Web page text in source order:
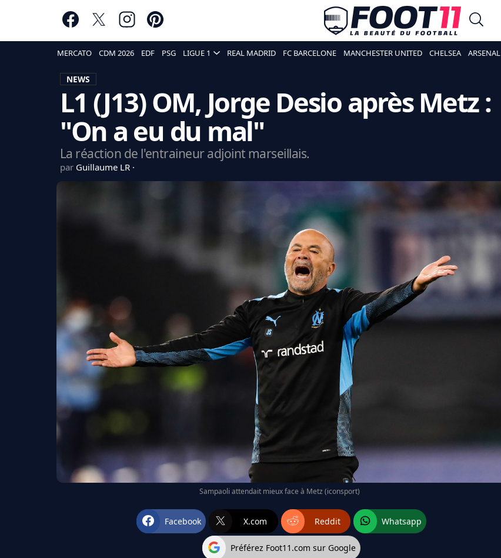
MERCATO CDM 2026 EDF PSG LIGUE 1 REAL MADRID FC BARCELONE MANCHESTER UNITED CHELSEA ARSENAL
NEWS
L1 (J13) OM, Jorge Desio après Metz :
"On a eu du mal"
La réaction de l'entraineur adjoint marseillais.
par Guillaume LR
Sampaoli attendait mieux face à Metz (iconsport)
Facebook X.com Reddit Whatsapp
Préférez Foot11.com sur Google